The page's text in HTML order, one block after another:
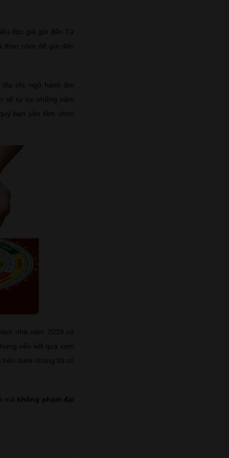
độc giả gửi đến Tử
năm để gửi đến
chi, ngũ hành âm
sẽ tự lọc những năm
bạn yên tâm chọn
nhà năm 2028 có
nếu kết quả xem
dưới chúng tôi có
mà không phạm đại